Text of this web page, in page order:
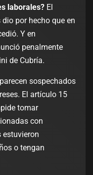
laborales? El
por hecho que en
Y en
penalmente
de Cubría.
sospechados
El artículo 15
tomar
con
estuvieron
o tengan